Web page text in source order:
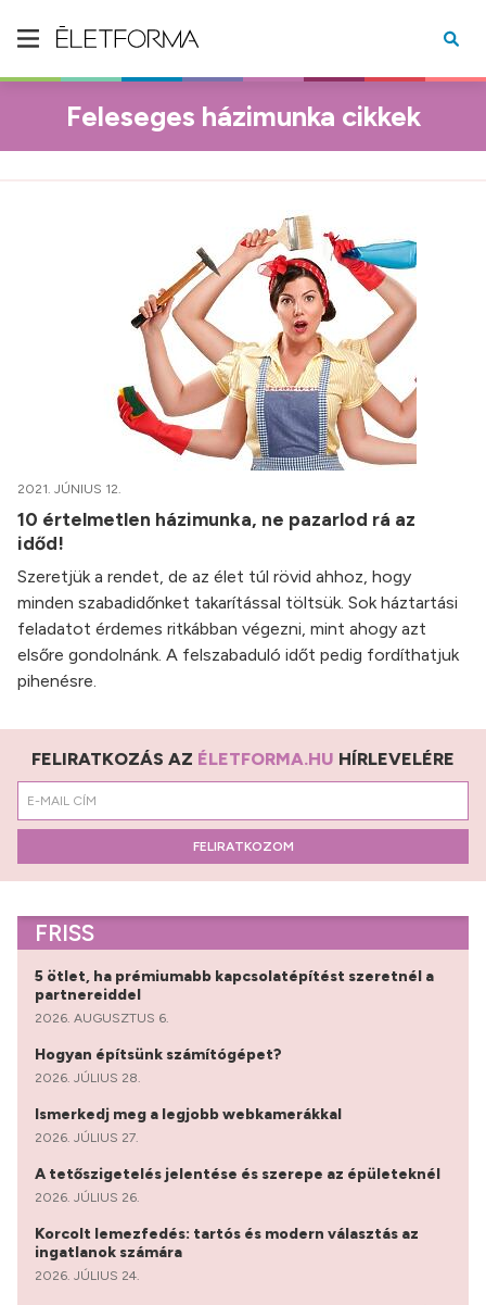
Feleseges házimunka cikkek
2021. JÚNIUS 12.
10 értelmetlen házimunka, ne pazarlod rá az
időd!
Szeretjük a rendet, de az élet túl rövid ahhoz, hogy
minden szabadidőnket takarítással töltsük. Sok háztartási
feladatot érdemes ritkábban végezni, mint ahogy azt
elsőre gondolnánk. A felszabaduló időt pedig fordíthatjuk
pihenésre.
FELIRATKOZÁS AZ ÉLETFORMA.HU HÍRLEVELÉRE
FELIRATKOZOM
FRISS
5 ötlet, ha prémiumabb kapcsolatépítést szeretnél a
partnereiddel
2026. AUGUSZTUS 6.
Hogyan építsünk számítógépet?
2026. JÚLIUS 28.
Ismerkedj meg a legjobb webkamerákkal
2026. JÚLIUS 27.
A tetőszigetelés jelentése és szerepe az épületeknél
2026. JÚLIUS 26.
Korcolt lemezfedés: tartós és modern választás az
ingatlanok számára
2026. JÚLIUS 24.